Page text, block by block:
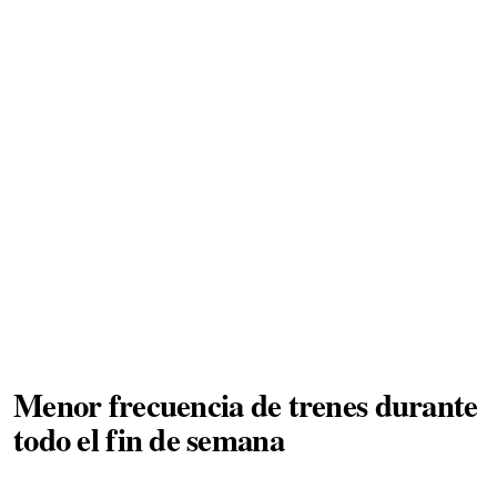
Menor frecuencia de trenes durante
todo el fin de semana